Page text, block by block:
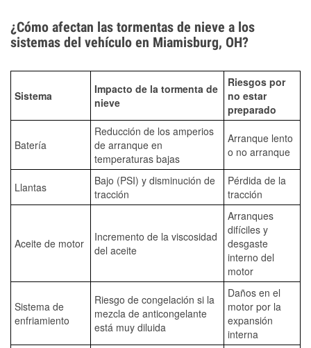
¿Cómo afectan las tormentas de nieve a los
sistemas del vehículo en Miamisburg, OH?
Sistema
Impacto de la tormenta de
nieve
Riesgos por
no estar
preparado
Batería
Reducción de los amperios
de arranque en
temperaturas bajas
Arranque lento
o no arranque
Llantas
Bajo (PSI) y disminución de
tracción
Pérdida de la
tracción
Aceite de motor
Incremento de la viscosidad
del aceite
Arranques
difíciles y
desgaste
interno del
motor
Sistema de
enfriamiento
Riesgo de congelación si la
mezcla de anticongelante
está muy diluida
Daños en el
motor por la
expansión
interna